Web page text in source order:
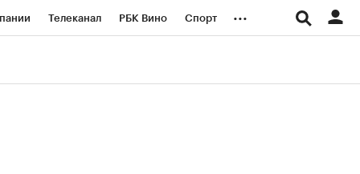
Телеканал РБК Вино Спорт ...